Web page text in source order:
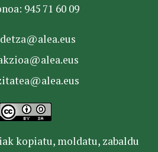
945 71 60 09
kopiatu, moldatu, zabaldu